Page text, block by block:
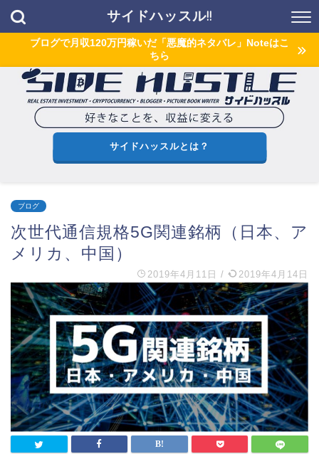
サイドハッスル!!
ブログで月収120万円稼いだ「悪魔的ネタバレ」Noteはこ
ちら
サイドハッスルとは？
ブログ
次世代通信規格5G関連銘柄（日本、ア
メリカ、中国）
2019年4月11日 / 2019年4月14日